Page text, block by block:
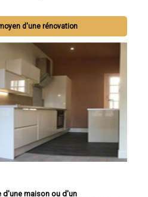
d'une rénovation
maison ou d'un